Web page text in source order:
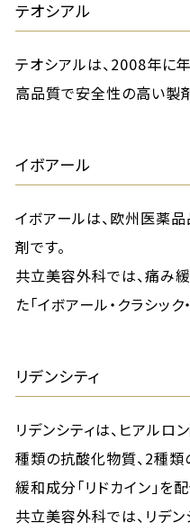
テオシアル
テオシアルは、2008年に
高品質で安全性の高い製
イボアール
イボアールは、欧州医薬
剤です。
共立美容外科では、痛み
た「イボアール・クラシック
リデンシティ
リデンシティは、ヒアルロ
種類の抗酸化物質、2種類
緩和成分「リドカイン」を
共立美容外科では、リデ